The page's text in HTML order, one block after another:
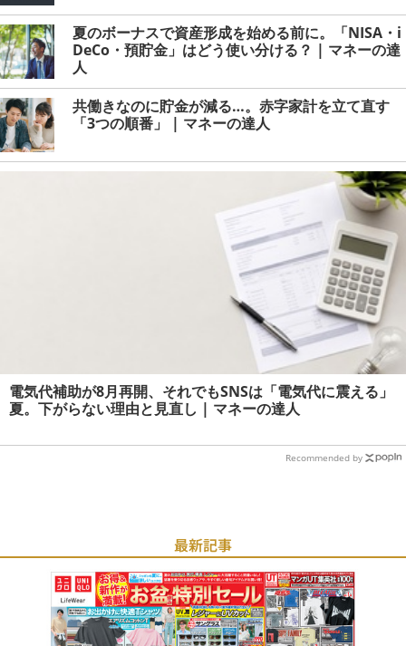
夏のボーナスで資産形成を始める前に。「NISA・i
DeCo・預貯金」はどう使い分ける？ | マネーの達
人
共働きなのに貯金が減る…。赤字家計を立て直す
「3つの順番」 | マネーの達人
電気代補助が8月再開、それでもSNSは「電気代に震える」
夏。下がらない理由と見直し | マネーの達人
Recommended by
最新記事